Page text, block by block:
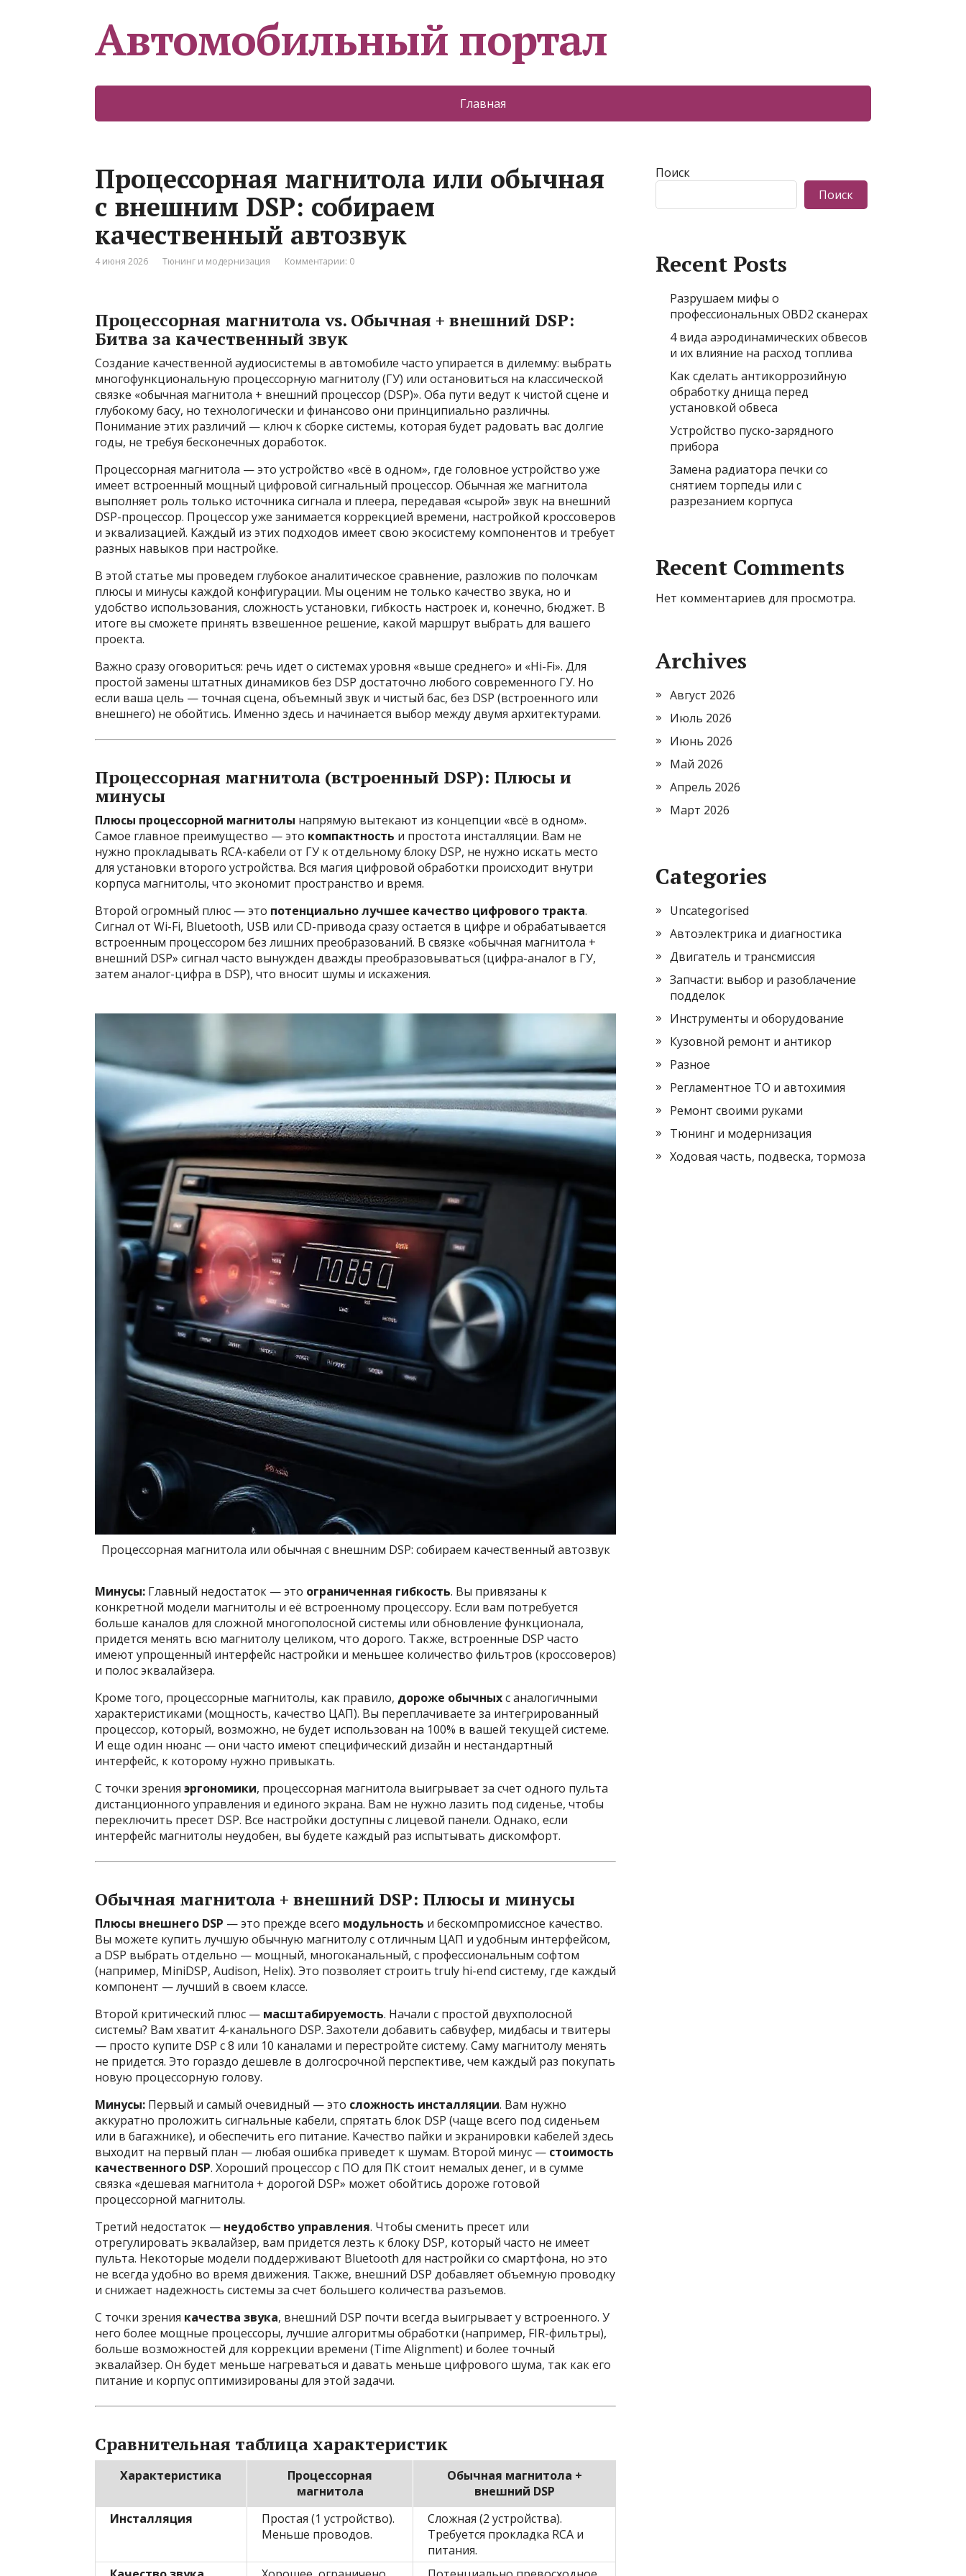
Автомобильный портал
Главная
Процессорная магнитола или обычная
с внешним DSP: собираем
качественный автозвук
4 июня 2026 Тюнинг и модернизация Комментарии: 0
Процессорная магнитола vs. Обычная + внешний DSP:
Битва за качественный звук
Создание качественной аудиосистемы в автомобиле часто упирается в дилемму: выбрать
многофункциональную процессорную магнитолу (ГУ) или остановиться на классической
связке «обычная магнитола + внешний процессор (DSP)». Оба пути ведут к чистой сцене и
глубокому басу, но технологически и финансово они принципиально различны.
Понимание этих различий — ключ к сборке системы, которая будет радовать вас долгие
годы, не требуя бесконечных доработок.
Процессорная магнитола — это устройство «всё в одном», где головное устройство уже
имеет встроенный мощный цифровой сигнальный процессор. Обычная же магнитола
выполняет роль только источника сигнала и плеера, передавая «сырой» звук на внешний
DSP-процессор. Процессор уже занимается коррекцией времени, настройкой кроссоверов
и эквализацией. Каждый из этих подходов имеет свою экосистему компонентов и требует
разных навыков при настройке.
В этой статье мы проведем глубокое аналитическое сравнение, разложив по полочкам
плюсы и минусы каждой конфигурации. Мы оценим не только качество звука, но и
удобство использования, сложность установки, гибкость настроек и, конечно, бюджет. В
итоге вы сможете принять взвешенное решение, какой маршрут выбрать для вашего
проекта.
Важно сразу оговориться: речь идет о системах уровня «выше среднего» и «Hi-Fi». Для
простой замены штатных динамиков без DSP достаточно любого современного ГУ. Но
если ваша цель — точная сцена, объемный звук и чистый бас, без DSP (встроенного или
внешнего) не обойтись. Именно здесь и начинается выбор между двумя архитектурами.
Процессорная магнитола (встроенный DSP): Плюсы и
минусы
Плюсы процессорной магнитолы напрямую вытекают из концепции «всё в одном».
Самое главное преимущество — это компактность и простота инсталляции. Вам не
нужно прокладывать RCA-кабели от ГУ к отдельному блоку DSP, не нужно искать место
для установки второго устройства. Вся магия цифровой обработки происходит внутри
корпуса магнитолы, что экономит пространство и время.
Второй огромный плюс — это потенциально лучшее качество цифрового тракта.
Сигнал от Wi-Fi, Bluetooth, USB или CD-привода сразу остается в цифре и обрабатывается
встроенным процессором без лишних преобразований. В связке «обычная магнитола +
внешний DSP» сигнал часто вынужден дважды преобразовываться (цифра-аналог в ГУ,
затем аналог-цифра в DSP), что вносит шумы и искажения.
Процессорная магнитола или обычная с внешним DSP: собираем качественный автозвук
Минусы: Главный недостаток — это ограниченная гибкость. Вы привязаны к
конкретной модели магнитолы и её встроенному процессору. Если вам потребуется
больше каналов для сложной многополосной системы или обновление функционала,
придется менять всю магнитолу целиком, что дорого. Также, встроенные DSP часто
имеют упрощенный интерфейс настройки и меньшее количество фильтров (кроссоверов)
и полос эквалайзера.
Кроме того, процессорные магнитолы, как правило, дороже обычныхс аналогичными
характеристиками (мощность, качество ЦАП). Вы переплачиваете за интегрированный
процессор, который, возможно, не будет использован на 100% в вашей текущей системе.
И еще один нюанс — они часто имеют специфический дизайн и нестандартный
интерфейс, к которому нужно привыкать.
С точки зрения эргономики, процессорная магнитола выигрывает за счет одного пульта
дистанционного управления и единого экрана. Вам не нужно лазить под сиденье, чтобы
переключить пресет DSP. Все настройки доступны с лицевой панели. Однако, если
интерфейс магнитолы неудобен, вы будете каждый раз испытывать дискомфорт.
Обычная магнитола + внешний DSP: Плюсы и минусы
Плюсы внешнего DSP — это прежде всего модульность и бескомпромиссное качество.
Вы можете купить лучшую обычную магнитолу с отличным ЦАП и удобным интерфейсом,
а DSP выбрать отдельно — мощный, многоканальный, с профессиональным софтом
(например, MiniDSP, Audison, Helix). Это позволяет строить truly hi-end систему, где каждый
компонент — лучший в своем классе.
Второй критический плюс — масштабируемость. Начали с простой двухполосной
системы? Вам хватит 4-канального DSP. Захотели добавить сабвуфер, мидбасы и твитеры
— просто купите DSP с 8 или 10 каналами и перестройте систему. Саму магнитолу менять
не придется. Это гораздо дешевле в долгосрочной перспективе, чем каждый раз покупать
новую процессорную голову.
Минусы: Первый и самый очевидный — это сложность инсталляции. Вам нужно
аккуратно проложить сигнальные кабели, спрятать блок DSP (чаще всего под сиденьем
или в багажнике), и обеспечить его питание. Качество пайки и экранировки кабелей здесь
выходит на первый план — любая ошибка приведет к шумам. Второй минус — стоимость
качественного DSP. Хороший процессор с ПО для ПК стоит немалых денег, и в сумме
связка «дешевая магнитола + дорогой DSP» может обойтись дороже готовой
процессорной магнитолы.
Третий недостаток — неудобство управления. Чтобы сменить пресет или
отрегулировать эквалайзер, вам придется лезть к блоку DSP, который часто не имеет
пульта. Некоторые модели поддерживают Bluetooth для настройки со смартфона, но это
не всегда удобно во время движения. Также, внешний DSP добавляет объемную проводку
и снижает надежность системы за счет большего количества разъемов.
С точки зрения качества звука, внешний DSP почти всегда выигрывает у встроенного. У
него более мощные процессоры, лучшие алгоритмы обработки (например, FIR-фильтры),
больше возможностей для коррекции времени (Time Alignment) и более точный
эквалайзер. Он будет меньше нагреваться и давать меньше цифрового шума, так как его
питание и корпус оптимизированы для этой задачи.
Сравнительная таблица характеристик
Характеристика
Процессорная
магнитола
Обычная магнитола +
внешний DSP
Инсталляция
Простая (1 устройство).
Меньше проводов.
Сложная (2 устройства).
Требуется прокладка RCA и
питания.
Поиск
Поиск
Recent Posts
Разрушаем мифы о
профессиональных OBD2 сканерах
4 вида аэродинамических обвесов
и их влияние на расход топлива
Как сделать антикоррозийную
обработку днища перед
установкой обвеса
Устройство пуско-зарядного
прибора
Замена радиатора печки со
снятием торпеды или с
разрезанием корпуса
Recent Comments
Нет комментариев для просмотра.
Archives
Август 2026
Июль 2026
Июнь 2026
Май 2026
Апрель 2026
Март 2026
Categories
Uncategorised
Автоэлектрика и диагностика
Двигатель и трансмиссия
Запчасти: выбор и разоблачение
подделок
Инструменты и оборудование
Кузовной ремонт и антикор
Разное
Регламентное ТО и автохимия
Ремонт своими руками
Тюнинг и модернизация
Ходовая часть, подвеска, тормоза